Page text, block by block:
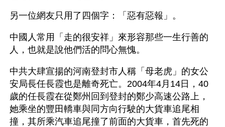
另一位網友只用了四個字：「惡有惡報」。
中國人常用「走的很安祥」來形容那些一生行善的
人，也就是說他們活的問心無愧。
中共大肆宣揚的河南登封市人稱「母老虎」的女公
安局長任長霞也是離奇死亡。2004年4月14日，40
歲的任長霞在從鄭州回到登封的鄭少高速公路上，
她乘坐的豐田轎車與同方向行駛的大貨車追尾相
撞，其所乘汽車追尾撞了前面的大貨車，首先死的